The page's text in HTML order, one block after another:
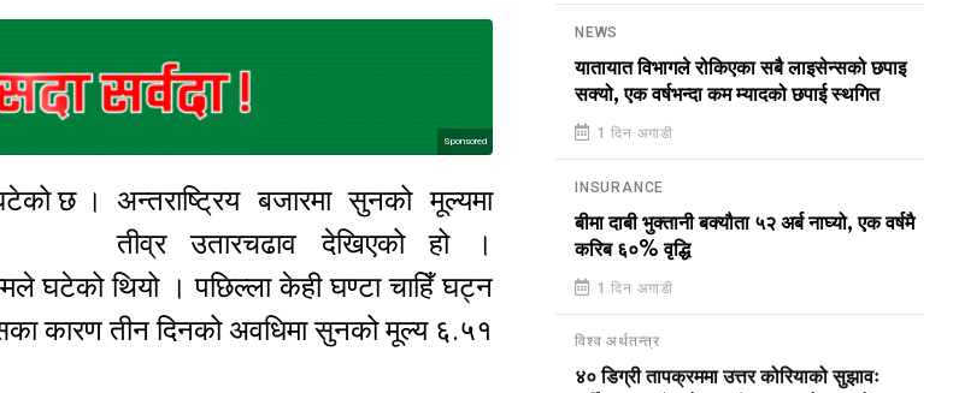
Sponsored
छ । अन्तराष्ट्रिय बजारमा सुनको मूल्यमा
तीव्र उतारचढाव देखिएको हो ।
घटेको थियो । पछिल्ला केही घण्टा चाहिँ घट्न
कारण तीन दिनको अवधिमा सुनको मूल्य ६.५१
NEWS
यातायात विभागले रोकिएका सबै लाइसेन्सको छपाइ
सक्यो, एक वर्षभन्दा कम म्यादको छपाई स्थगित
1 दिन अगाडी
INSURANCE
बीमा दाबी भुक्तानी बक्यौता ५२ अर्ब नाघ्यो, एक वर्षमै
करिब ६०% वृद्धि
1 दिन अगाडी
विश्व अर्थतन्त्र
४० डिग्री तापक्रममा उत्तर कोरियाको सुझावः